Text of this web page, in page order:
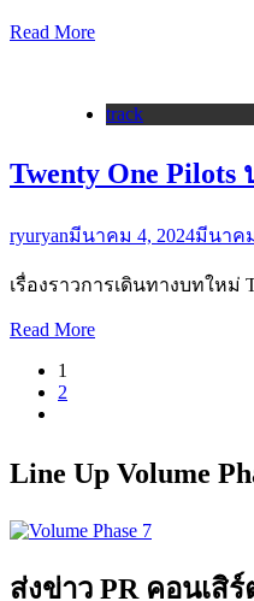
Read More
track
Twenty One
ryuryanมีนาคม 4, 2024มีนาค
เรื่องราวการเดินทางบทใหม่
Read More
1
2
Line Up Volume
ส่งข่าว PR คอนเสิ